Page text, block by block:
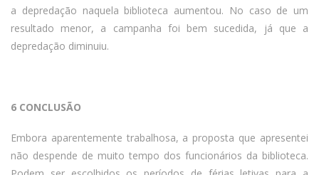
a depredação naquela biblioteca aumentou. No caso de um
resultado menor, a campanha foi bem sucedida, já que a
depredação diminuiu.
6 CONCLUSÃO
Embora aparentemente trabalhosa, a proposta que apresentei
não despende de muito tempo dos funcionários da biblioteca.